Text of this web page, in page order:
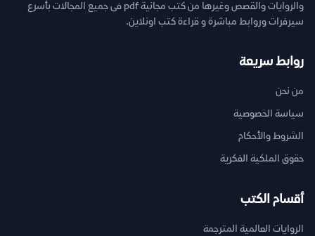
والروايات والقصص وغيرها من كتب مجانية pdf فى جميع المجالات بأسرع
سيرفرات وروابط مباشرة و قراءة كتب اونلاين.
روابط سريعة
من نحن
سياسة الخصوصية
الشروط والأحكام
حقوق الملكية الفكرية
أقسام الكتب
الروايات العالمية المترجمة